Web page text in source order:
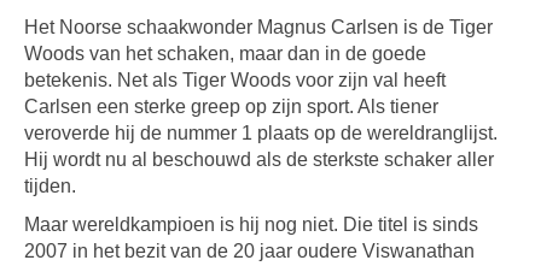
Het Noorse schaakwonder Magnus Carlsen is de Tiger
Woods van het schaken, maar dan in de goede
betekenis. Net als Tiger Woods voor zijn val heeft
Carlsen een sterke greep op zijn sport. Als tiener
veroverde hij de nummer 1 plaats op de wereldranglijst.
Hij wordt nu al beschouwd als de sterkste schaker aller
tijden.
Maar wereldkampioen is hij nog niet. Die titel is sinds
2007 in het bezit van de 20 jaar oudere Viswanathan